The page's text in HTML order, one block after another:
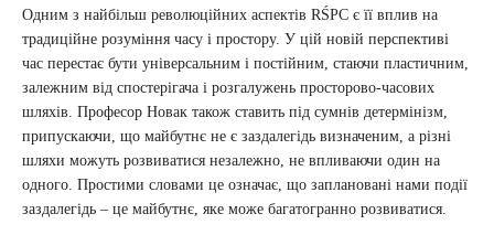
Одним з найбільш революційних аспектів RŚPC є її вплив на
традиційне розуміння часу і простору. У цій новій перспективі
час перестає бути універсальним і постійним, стаючи пластичним,
залежним від спостерігача і розгалужень просторово-часових
шляхів. Професор Новак також ставить під сумнів детермінізм,
припускаючи, що майбутнє не є заздалегідь визначеним, а різні
шляхи можуть розвиватися незалежно, не впливаючи один на
одного. Простими словами це означає, що заплановані нами події
заздалегідь – це майбутнє, яке може багатогранно розвиватися.